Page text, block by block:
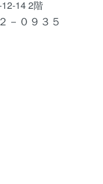
14 2階
－０９３５